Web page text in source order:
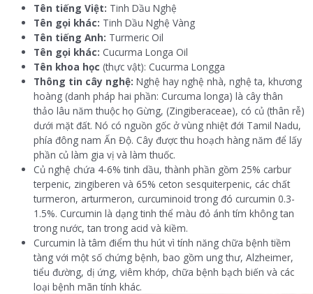
Tên tiếng Việt: Tinh Dầu Nghệ
Tên gọi khác: Tinh Dầu Nghệ Vàng
Tên tiếng Anh: Turmeric Oil
Tên gọi khác: Cucurma Longa Oil
Tên khoa học (thực vật): Cucurma Longga
Thông tin cây nghệ: Nghệ hay nghệ nhà, nghệ ta, khương
hoàng (danh pháp hai phần: Curcuma longa) là cây thân
thảo lâu năm thuộc họ Gừng, (Zingiberaceae), có củ (thân rễ)
dưới mặt đất. Nó có nguồn gốc ở vùng nhiệt đới Tamil Nadu,
phía đông nam Ấn Độ. Cây được thu hoạch hàng năm để lấy
phần củ làm gia vị và làm thuốc.
Củ nghệ chứa 4-6% tinh dầu, thành phần gồm 25% carbur
terpenic, zingiberen và 65% ceton sesquiterpenic, các chất
turmeron, arturmeron, curcuminoid trong đó curcumin 0.3-
1.5%. Curcumin là dạng tinh thể màu đỏ ánh tím không tan
trong nước, tan trong acid và kiềm.
Curcumin là tâm điểm thu hút vì tính năng chữa bệnh tiềm
tàng với một số chứng bệnh, bao gồm ung thư, Alzheimer,
tiểu đường, dị ứng, viêm khớp, chữa bệnh bạch biến và các
loại bệnh mãn tính khác.